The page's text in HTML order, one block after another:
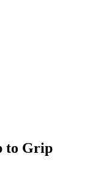
to Grip